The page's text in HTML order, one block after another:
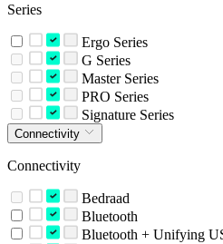
Series
Ergo Series
G Series
Master Series
PRO Series
Signature Series
Connectivity
Connectivity
Bedraad
Bluetooth
Bluetooth + Unifying